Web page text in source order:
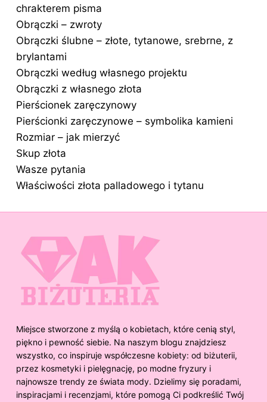
chrakterem pisma
Obrączki – zwroty
Obrączki ślubne – złote, tytanowe, srebrne, z
brylantami
Obrączki według własnego projektu
Obrączki z własnego złota
Pierścionek zaręczynowy
Pierścionki zaręczynowe – symbolika kamieni
Rozmiar – jak mierzyć
Skup złota
Wasze pytania
Właściwości złota palladowego i tytanu
Miejsce stworzone z myślą o kobietach, które cenią styl,
piękno i pewność siebie. Na naszym blogu znajdziesz
wszystko, co inspiruje współczesne kobiety: od biżuterii,
przez kosmetyki i pielęgnację, po modne fryzury i
najnowsze trendy ze świata mody. Dzielimy się poradami,
inspiracjami i recenzjami, które pomogą Ci podkreślić Twój